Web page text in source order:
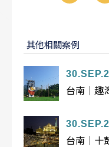
其他相關案例
台南｜趣
台南｜十